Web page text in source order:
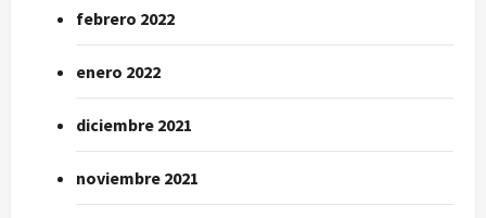
febrero 2022
enero 2022
diciembre 2021
noviembre 2021